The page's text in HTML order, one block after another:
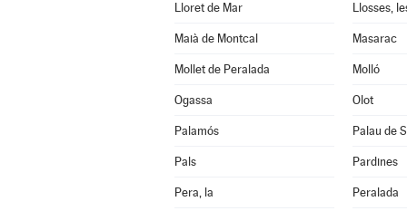
Lloret de Mar Llosses,
Maià de Montcal Masarac
Mollet de Peralada Molló
Ogassa Olot
Palamós Palau de
Pals Pardines
Pera, la Peralada